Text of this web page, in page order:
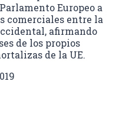
Europeo a
comerciales entre la
afirmando
de los propios
de la UE.